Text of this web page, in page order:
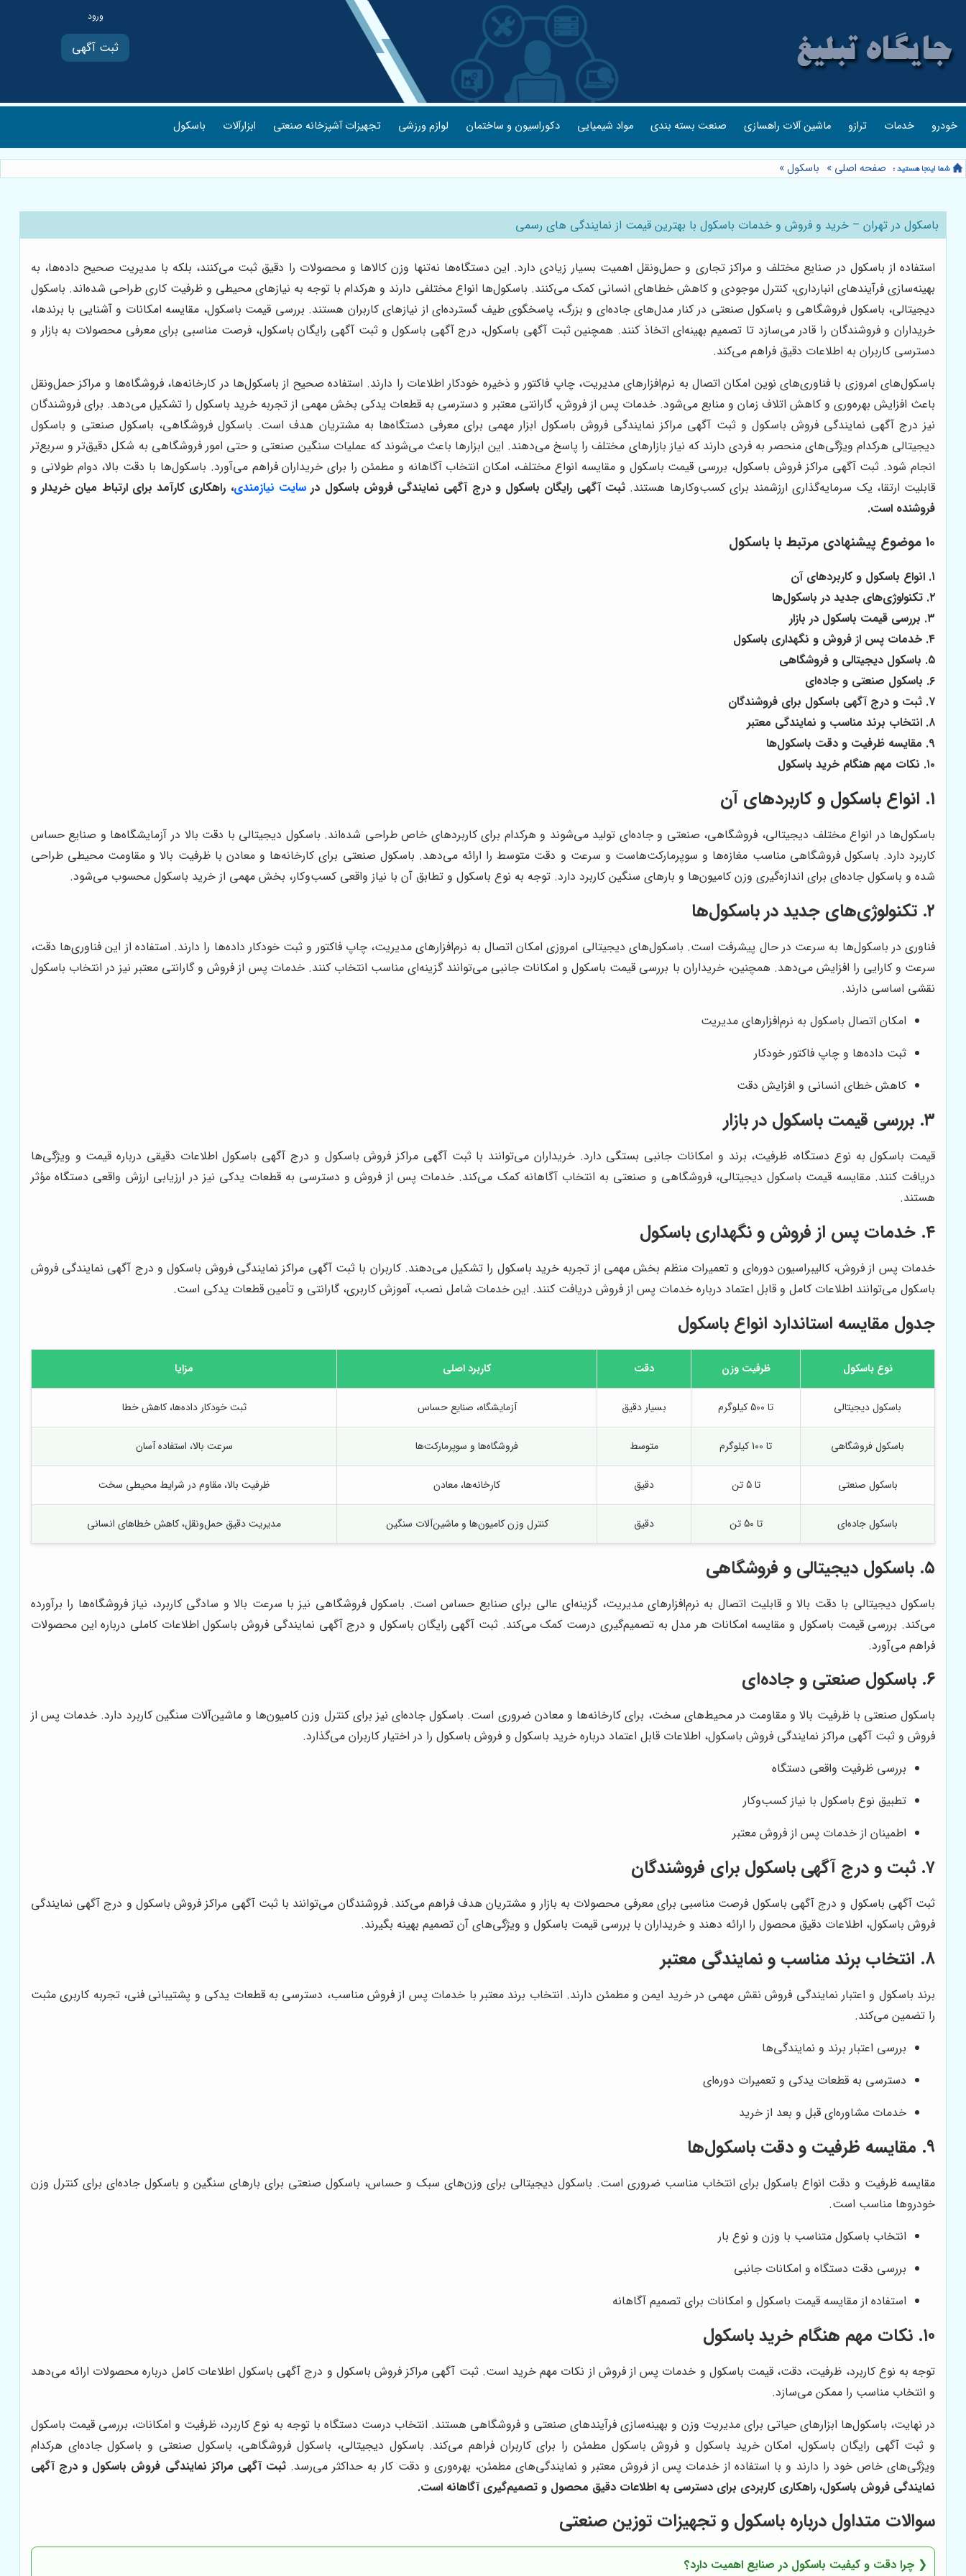
ثبت آگهی
خودرو خدمات ترازو ماشین آلات راهسازی صنعت بسته بندی مواد شیمیایی دکوراسیون و ساختمان لوازم ورزشی تجهیزات آشپزخانه صنعتی ابزارآلات باسکول
صفحه اصلی » باسکول»
باسکول در تهران – خرید و فروش و خدمات باسکول با بهترین قیمت از نمایندگی های رسمی
استفاده از باسکول در صنایع مختلف و مراکز تجاری و حمل‌ونقل اهمیت بسیار زیادی دارد. این دستگاه‌ها نه‌تنها وزن کالاها و محصولات را دقیق ثبت می‌کنند، بلکه با مدیریت صحیح داده‌ها، به
بهینه‌سازی فرآیندهای انبارداری، کنترل موجودی و کاهش خطاهای انسانی کمک می‌کنند. باسکول‌ها انواع مختلفی دارند و هرکدام با توجه به نیازهای محیطی و ظرفیت کاری طراحی شده‌اند. باسکول
دیجیتالی، باسکول فروشگاهی و باسکول صنعتی در کنار مدل‌های جاده‌ای و بزرگ، پاسخگوی طیف گسترده‌ای از نیازهای کاربران هستند. بررسی قیمت باسکول، مقایسه امکانات و آشنایی با برندها،
خریداران و فروشندگان را قادر می‌سازد تا تصمیم بهینه‌ای اتخاذ کنند. همچنین ثبت آگهی باسکول، درج آگهی باسکول و ثبت آگهی رایگان باسکول، فرصت مناسبی برای معرفی محصولات به بازار و
دسترسی کاربران به اطلاعات دقیق فراهم می‌کند.
باسکول‌های امروزی با فناوری‌های نوین امکان اتصال به نرم‌افزارهای مدیریت، چاپ فاکتور و ذخیره خودکار اطلاعات را دارند. استفاده صحیح از باسکول‌ها در کارخانه‌ها، فروشگاه‌ها و مراکز حمل‌ونقل
باعث افزایش بهره‌وری و کاهش اتلاف زمان و منابع می‌شود. خدمات پس از فروش، گارانتی معتبر و دسترسی به قطعات یدکی بخش مهمی از تجربه خرید باسکول را تشکیل می‌دهد. برای فروشندگان
نیز درج آگهی نمایندگی فروش باسکول و ثبت آگهی مراکز نمایندگی فروش باسکول ابزار مهمی برای معرفی دستگاه‌ها به مشتریان هدف است. باسکول فروشگاهی، باسکول صنعتی و باسکول
دیجیتالی هرکدام ویژگی‌های منحصر به فردی دارند که نیاز بازارهای مختلف را پاسخ می‌دهند. این ابزارها باعث می‌شوند که عملیات سنگین صنعتی و حتی امور فروشگاهی به شکل دقیق‌تر و سریع‌تر
انجام شود. ثبت آگهی مراکز فروش باسکول، بررسی قیمت باسکول و مقایسه انواع مختلف، امکان انتخاب آگاهانه و مطمئن را برای خریداران فراهم می‌آورد. باسکول‌ها با دقت بالا، دوام طولانی و
قابلیت ارتقا، یک سرمایه‌گذاری ارزشمند برای کسب‌وکارها هستند. ثبت آگهی رایگان باسکول و درج آگهی نمایندگی فروش باسکول در سایت نیازمندی، راهکاری کارآمد برای ارتباط میان خریدار و
فروشنده است.
۱۰ موضوع پیشنهادی مرتبط با باسکول
۱. انواع باسکول و کاربردهای آن
۲. تکنولوژی‌های جدید در باسکول‌ها
۳. بررسی قیمت باسکول در بازار
۴. خدمات پس از فروش و نگهداری باسکول
۵. باسکول دیجیتالی و فروشگاهی
۶. باسکول صنعتی و جاده‌ای
۷. ثبت و درج آگهی باسکول برای فروشندگان
۸. انتخاب برند مناسب و نمایندگی معتبر
۹. مقایسه ظرفیت و دقت باسکول‌ها
۱۰. نکات مهم هنگام خرید باسکول
۱. انواع باسکول و کاربردهای آن
باسکول‌ها در انواع مختلف دیجیتالی، فروشگاهی، صنعتی و جاده‌ای تولید می‌شوند و هرکدام برای کاربردهای خاص طراحی شده‌اند. باسکول دیجیتالی با دقت بالا در آزمایشگاه‌ها و صنایع حساس
کاربرد دارد. باسکول فروشگاهی مناسب مغازه‌ها و سوپرمارکت‌هاست و سرعت و دقت متوسط را ارائه می‌دهد. باسکول صنعتی برای کارخانه‌ها و معادن با ظرفیت بالا و مقاومت محیطی طراحی
شده و باسکول جاده‌ای برای اندازه‌گیری وزن کامیون‌ها و بارهای سنگین کاربرد دارد. توجه به نوع باسکول و تطابق آن با نیاز واقعی کسب‌وکار، بخش مهمی از خرید باسکول محسوب می‌شود.
۲. تکنولوژی‌های جدید در باسکول‌ها
فناوری در باسکول‌ها به سرعت در حال پیشرفت است. باسکول‌های دیجیتالی امروزی امکان اتصال به نرم‌افزارهای مدیریت، چاپ فاکتور و ثبت خودکار داده‌ها را دارند. استفاده از این فناوری‌ها دقت،
سرعت و کارایی را افزایش می‌دهد. همچنین، خریداران با بررسی قیمت باسکول و امکانات جانبی می‌توانند گزینه‌ای مناسب انتخاب کنند. خدمات پس از فروش و گارانتی معتبر نیز در انتخاب باسکول
نقشی اساسی دارند.
امکان اتصال باسکول به نرم‌افزارهای مدیریت
ثبت داده‌ها و چاپ فاکتور خودکار
کاهش خطای انسانی و افزایش دقت
۳. بررسی قیمت باسکول در بازار
قیمت باسکول به نوع دستگاه، ظرفیت، برند و امکانات جانبی بستگی دارد. خریداران می‌توانند با ثبت آگهی مراکز فروش باسکول و درج آگهی باسکول اطلاعات دقیقی درباره قیمت و ویژگی‌ها
دریافت کنند. مقایسه قیمت باسکول دیجیتالی، فروشگاهی و صنعتی به انتخاب آگاهانه کمک می‌کند. خدمات پس از فروش و دسترسی به قطعات یدکی نیز در ارزیابی ارزش واقعی دستگاه مؤثر
هستند.
۴. خدمات پس از فروش و نگهداری باسکول
خدمات پس از فروش، کالیبراسیون دوره‌ای و تعمیرات منظم بخش مهمی از تجربه خرید باسکول را تشکیل می‌دهند. کاربران با ثبت آگهی مراکز نمایندگی فروش باسکول و درج آگهی نمایندگی فروش
باسکول می‌توانند اطلاعات کامل و قابل اعتماد درباره خدمات پس از فروش دریافت کنند. این خدمات شامل نصب، آموزش کاربری، گارانتی و تأمین قطعات یدکی است.
جدول مقایسه استاندارد انواع باسکول
نوع باسکول ظرفیت وزن دقت کاربرد اصلی مزایا
باسکول دیجیتالی تا 500 کیلوگرم بسیار دقیق آزمایشگاه، صنایع حساس ثبت خودکار داده‌ها، کاهش خطا
باسکول فروشگاهی تا 100 کیلوگرم متوسط فروشگاه‌ها و سوپرمارکت‌ها سرعت بالا، استفاده آسان
باسکول صنعتی تا 5 تن دقیق کارخانه‌ها، معادن ظرفیت بالا، مقاوم در شرایط محیطی سخت
باسکول جاده‌ای تا 50 تن دقیق کنترل وزن کامیون‌ها و ماشین‌آلات سنگین مدیریت دقیق حمل‌ونقل، کاهش خطاهای انسانی
۵. باسکول دیجیتالی و فروشگاهی
باسکول دیجیتالی با دقت بالا و قابلیت اتصال به نرم‌افزارهای مدیریت، گزینه‌ای عالی برای صنایع حساس است. باسکول فروشگاهی نیز با سرعت بالا و سادگی کاربرد، نیاز فروشگاه‌ها را برآورده
می‌کند. بررسی قیمت باسکول و مقایسه امکانات هر مدل به تصمیم‌گیری درست کمک می‌کند. ثبت آگهی رایگان باسکول و درج آگهی نمایندگی فروش باسکول اطلاعات کاملی درباره این محصولات
فراهم می‌آورد.
۶. باسکول صنعتی و جاده‌ای
باسکول صنعتی با ظرفیت بالا و مقاومت در محیط‌های سخت، برای کارخانه‌ها و معادن ضروری است. باسکول جاده‌ای نیز برای کنترل وزن کامیون‌ها و ماشین‌آلات سنگین کاربرد دارد. خدمات پس از
فروش و ثبت آگهی مراکز نمایندگی فروش باسکول، اطلاعات قابل اعتماد درباره خرید باسکول و فروش باسکول را در اختیار کاربران می‌گذارد.
بررسی ظرفیت واقعی دستگاه
تطبیق نوع باسکول با نیاز کسب‌وکار
اطمینان از خدمات پس از فروش معتبر
۷. ثبت و درج آگهی باسکول برای فروشندگان
ثبت آگهی باسکول و درج آگهی باسکول فرصت مناسبی برای معرفی محصولات به بازار و مشتریان هدف فراهم می‌کند. فروشندگان می‌توانند با ثبت آگهی مراکز فروش باسکول و درج آگهی نمایندگی
فروش باسکول، اطلاعات دقیق محصول را ارائه دهند و خریداران با بررسی قیمت باسکول و ویژگی‌های آن تصمیم بهینه بگیرند.
۸. انتخاب برند مناسب و نمایندگی معتبر
برند باسکول و اعتبار نمایندگی فروش نقش مهمی در خرید ایمن و مطمئن دارند. انتخاب برند معتبر با خدمات پس از فروش مناسب، دسترسی به قطعات یدکی و پشتیبانی فنی، تجربه کاربری مثبت
را تضمین می‌کند.
بررسی اعتبار برند و نمایندگی‌ها
دسترسی به قطعات یدکی و تعمیرات دوره‌ای
خدمات مشاوره‌ای قبل و بعد از خرید
۹. مقایسه ظرفیت و دقت باسکول‌ها
مقایسه ظرفیت و دقت انواع باسکول برای انتخاب مناسب ضروری است. باسکول دیجیتالی برای وزن‌های سبک و حساس، باسکول صنعتی برای بارهای سنگین و باسکول جاده‌ای برای کنترل وزن
خودروها مناسب است.
انتخاب باسکول متناسب با وزن و نوع بار
بررسی دقت دستگاه و امکانات جانبی
استفاده از مقایسه قیمت باسکول و امکانات برای تصمیم آگاهانه
۱۰. نکات مهم هنگام خرید باسکول
توجه به نوع کاربرد، ظرفیت، دقت، قیمت باسکول و خدمات پس از فروش از نکات مهم خرید است. ثبت آگهی مراکز فروش باسکول و درج آگهی باسکول اطلاعات کامل درباره محصولات ارائه می‌دهد
و انتخاب مناسب را ممکن می‌سازد.
در نهایت، باسکول‌ها ابزارهای حیاتی برای مدیریت وزن و بهینه‌سازی فرآیندهای صنعتی و فروشگاهی هستند. انتخاب درست دستگاه با توجه به نوع کاربرد، ظرفیت و امکانات، بررسی قیمت باسکول
و ثبت آگهی رایگان باسکول، امکان خرید باسکول و فروش باسکول مطمئن را برای کاربران فراهم می‌کند. باسکول دیجیتالی، باسکول فروشگاهی، باسکول صنعتی و باسکول جاده‌ای هرکدام
ویژگی‌های خاص خود را دارند و با استفاده از خدمات پس از فروش معتبر و نمایندگی‌های مطمئن، بهره‌وری و دقت کار به حداکثر می‌رسد.ثبت آگهی مراکز نمایندگی فروش باسکول و درج آگهی
نمایندگی فروش باسکول، راهکاری کاربردی برای دسترسی به اطلاعات دقیق محصول و تصمیم‌گیری آگاهانه است.
سوالات متداول درباره باسکول و تجهیزات توزین صنعتی
❮ چرا دقت و کیفیت باسکول در صنایع اهمیت دارد؟